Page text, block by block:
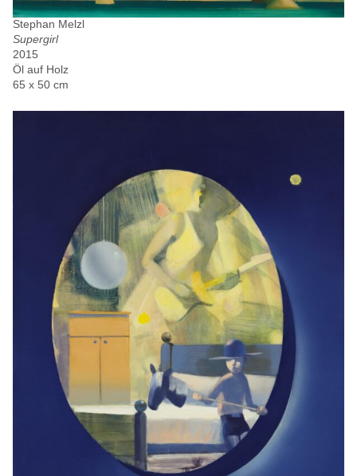
Stephan Melzl
Supergirl
2015
Öl auf Holz
65 x 50 cm